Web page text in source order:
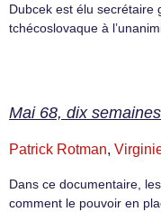
Dubcek est élu secrétaire
tchécoslovaque à
Mai 68, dix
Patrick Rotman,
Dans ce documentaire,
comment le pouvoir en